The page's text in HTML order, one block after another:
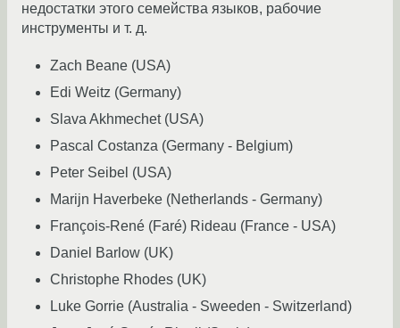
недостатки этого семейства языков, рабочие
инструменты и т. д.
Zach Beane (USA)
Edi Weitz (Germany)
Slava Akhmechet (USA)
Pascal Costanza (Germany - Belgium)
Peter Seibel (USA)
Marijn Haverbeke (Netherlands - Germany)
François-René (Faré) Rideau (France - USA)
Daniel Barlow (UK)
Christophe Rhodes (UK)
Luke Gorrie (Australia - Sweeden - Switzerland)